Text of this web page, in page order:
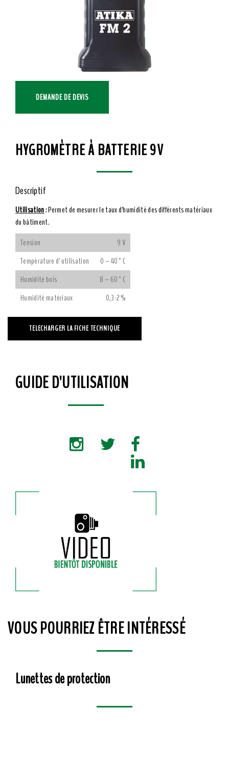
DEMANDE DE DEVIS
HYGROMÈTRE À BATTERIE 9V
Descriptif
Utilisation: Permet de mesurer le taux d'humidité des différents matériaux
du bâtiment.
Tension
9 V
Température d' utilisation
0 – 40°C
Humidité bois
8 – 60°C
Humidité matériaux
0,3-2 %
TELECHARGER LA FICHE TECHNIQUE
GUIDE D'UTILISATION
VOUS POURRIEZ ÊTRE INTÉRESSÉ
Lunettes de protection